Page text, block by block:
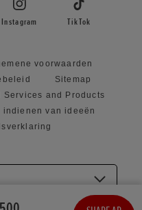
Instagram TikTok
voorwaarden
Sitemap
Services and Products
van ideeën